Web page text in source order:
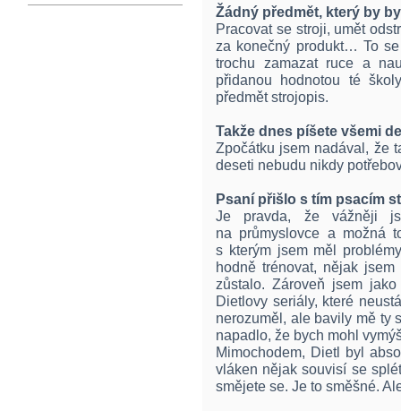
Žádný předmět, který by
Pracovat se stroji, umět
za konečný produkt… To
trochu zamazat ruce a
přidanou hodnotou té
předmět strojopis.
Takže dnes píšete všemi
Zpočátku jsem nadával, že
deseti nebudu nikdy
Psaní přišlo s tím psacím
Je pravda, že vážněji
na průmyslovce a možná
s kterým jsem měl
hodně trénovat, nějak
zůstalo. Zároveň jsem
Dietlovy seriály, které
nerozuměl, ale bavily mě ty
napadlo, že bych mohl
Mimochodem, Dietl byl
vláken nějak souvisí se
smějete se. Je to směšné.